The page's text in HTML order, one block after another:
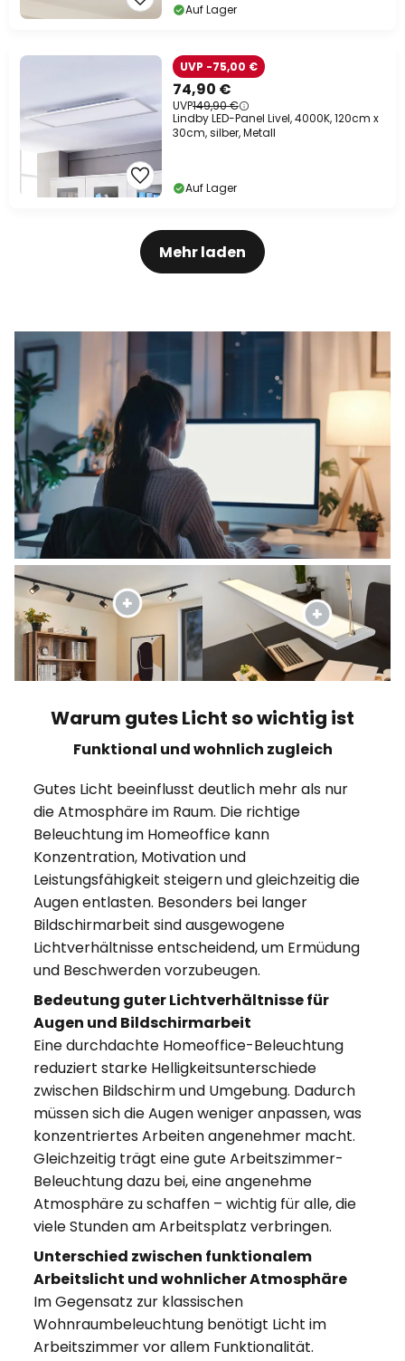
Auf Lager
74,90 €
UVP149,90 €
UVP -75,00 €
Lindby LED-Panel Livel, 4000K, 120cm x
30cm, silber, Metall
Auf Lager
Mehr laden
Warum gutes Licht so wichtig ist
Funktional und wohnlich zugleich
Gutes Licht beeinflusst deutlich mehr als nur
die Atmosphäre im Raum. Die richtige
Beleuchtung im Homeoffice kann
Konzentration, Motivation und
Leistungsfähigkeit steigern und gleichzeitig die
Augen entlasten. Besonders bei langer
Bildschirmarbeit sind ausgewogene
Lichtverhältnisse entscheidend, um Ermüdung
und Beschwerden vorzubeugen.
Bedeutung guter Lichtverhältnisse für
Augen und Bildschirmarbeit
Eine durchdachte Homeoffice-Beleuchtung
reduziert starke Helligkeitsunterschiede
zwischen Bildschirm und Umgebung. Dadurch
müssen sich die Augen weniger anpassen, was
konzentriertes Arbeiten angenehmer macht.
Gleichzeitig trägt eine gute Arbeitszimmer-
Beleuchtung dazu bei, eine angenehme
Atmosphäre zu schaffen – wichtig für alle, die
viele Stunden am Arbeitsplatz verbringen.
Unterschied zwischen funktionalem
Arbeitslicht und wohnlicher Atmosphäre
Im Gegensatz zur klassischen
Wohnraumbeleuchtung benötigt Licht im
Arbeitszimmer vor allem Funktionalität.